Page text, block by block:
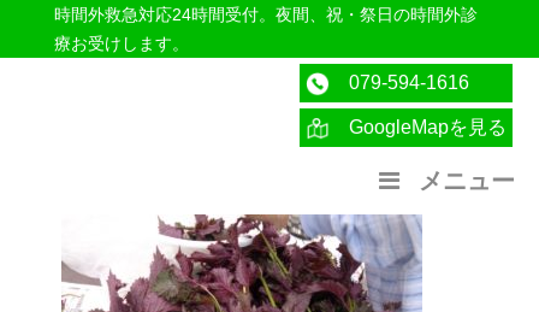
時間外救急対応24時間受付。夜間、祝・祭日の時間外診
療お受けします。
医療法人社団紀洋会 公式サイト
079-594-1616
GoogleMapを見る
メニュー